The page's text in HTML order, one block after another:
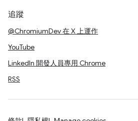
追蹤
@ChromiumDev 在 X 上運作
YouTube
LinkedIn 開發人員專用 Chrome
RSS